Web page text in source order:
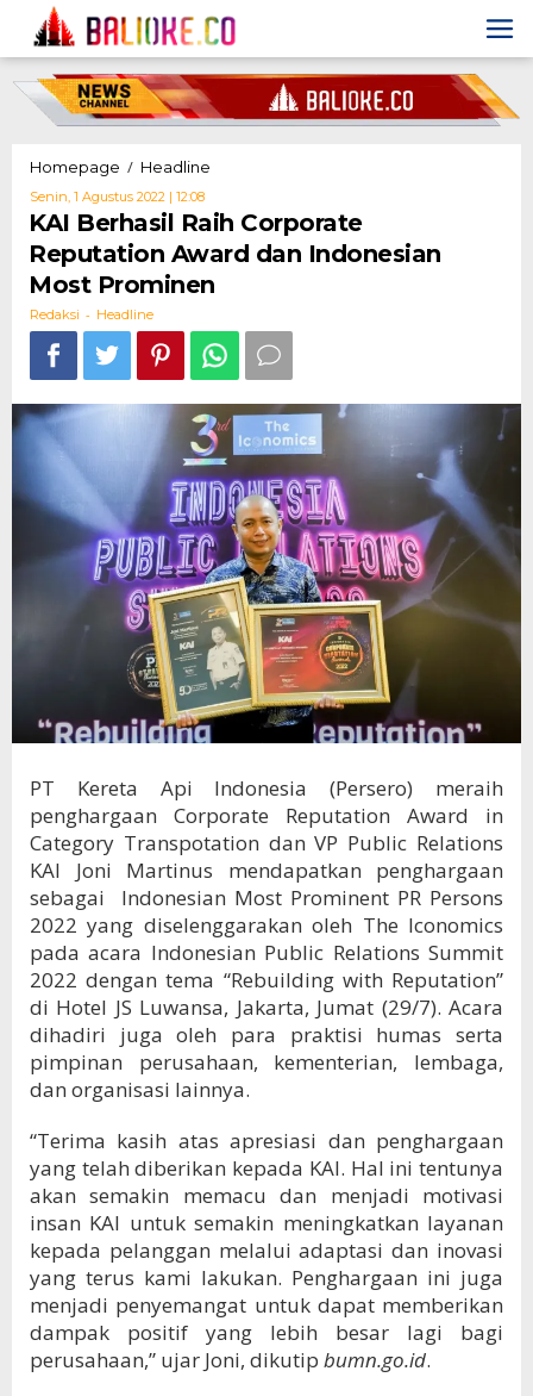
content
Homepage / Headline
Raih
Corporate
Reputation
dan
Most
Prominen
Senin, 1 Agustus 2022 | 12:08Oleh
Redaksi
KAI Berhasil Raih Corporate
Reputation Award dan Indonesian
Most Prominen
Redaksi - Headline
PT Kereta Api Indonesia (Persero) meraih
penghargaan Corporate Reputation Award in
Category Transpotation dan VP Public Relations
KAI Joni Martinus mendapatkan penghargaan
sebagai Indonesian Most Prominent PR Persons
2022 yang diselenggarakan oleh The Iconomics
pada acara Indonesian Public Relations Summit
2022 dengan tema “Rebuilding with Reputation”
di Hotel JS Luwansa, Jakarta, Jumat (29/7). Acara
dihadiri juga oleh para praktisi humas serta
pimpinan perusahaan, kementerian, lembaga,
dan organisasi lainnya.
“Terima kasih atas apresiasi dan penghargaan
yang telah diberikan kepada KAI. Hal ini tentunya
akan semakin memacu dan menjadi motivasi
insan KAI untuk semakin meningkatkan layanan
kepada pelanggan melalui adaptasi dan inovasi
yang terus kami lakukan. Penghargaan ini juga
menjadi penyemangat untuk dapat memberikan
dampak positif yang lebih besar lagi bagi
perusahaan,” ujar Joni, dikutip bumn.go.id.